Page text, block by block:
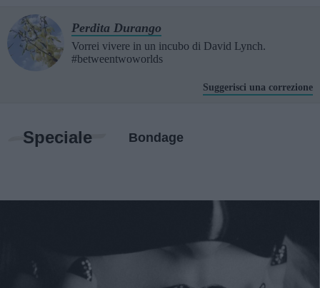
Perdita Durango
Vorrei vivere in un incubo di David Lynch.
#betweentwoworlds
Suggerisci una correzione
Speciale Bondage